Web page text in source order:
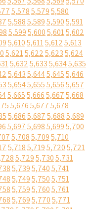
5,5785,5795,580
5,5885,5895,5905,591
5,5995,6005,6015,602
5,6105,6115,6125,613
5,6215,6225,6235,624
5,6325,6335,6345,635
5,6435,6445,6455,646
5,6545,6555,6565,657
5,6655,6665,6675,668
5,6765,6775,678
5,6865,6875,6885,689
5,6975,6985,6995,700
5,7085,7095,710
5,7185,7195,7205,721
5,7295,7305,731
5,7395,7405,741
5,7495,7505,751
5,7595,7605,761
5,7695,7705,771